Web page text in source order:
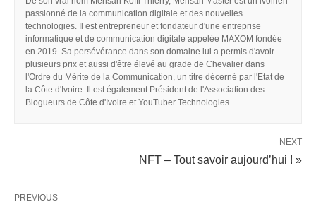
passionné de la communication digitale et des nouvelles
technologies. Il est entrepreneur et fondateur d'une entreprise
informatique et de communication digitale appelée MAXOM fondée
en 2019. Sa persévérance dans son domaine lui a permis d'avoir
plusieurs prix et aussi d'être élevé au grade de Chevalier dans
l'Ordre du Mérite de la Communication, un titre décerné par l'Etat de
la Côte d'Ivoire. Il est également Président de l'Association des
Blogueurs de Côte d'Ivoire et YouTuber Technologies.
NEXT
NFT – Tout savoir aujourd’hui ! »
PREVIOUS